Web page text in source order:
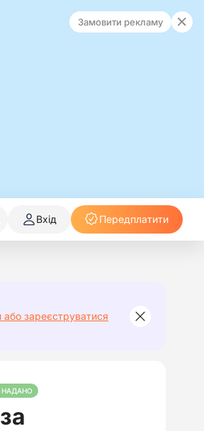
Замовити рекламу
Вхід Передплатити
або зареєструватися
НАДАНО